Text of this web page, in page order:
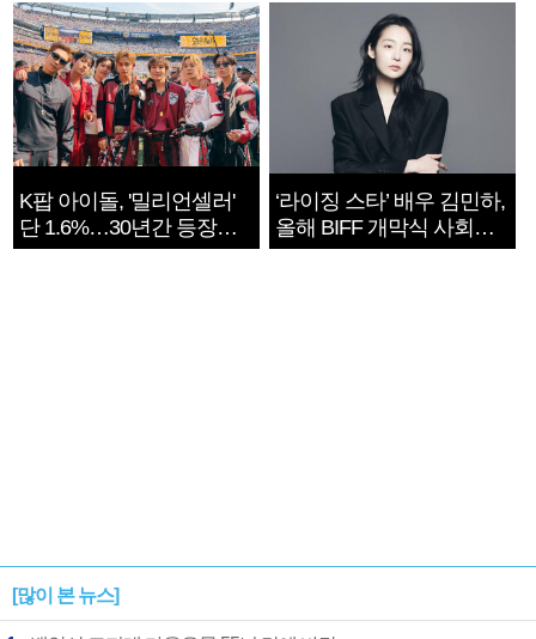
K팝 아이돌, '밀리언셀러'
단 1.6%…30년간 등장
1182개팀 전수조사
‘라이징 스타’ 배우 김민하,
올해 BIFF 개막식 사회자
확정
[많이 본 뉴스]